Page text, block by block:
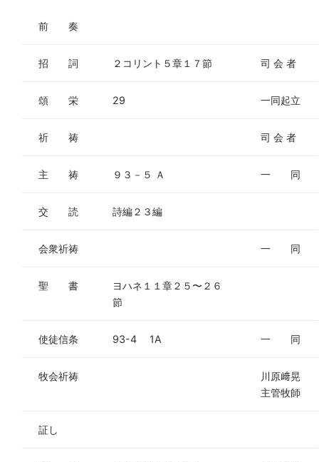
前 奏
招 詞 ２コリント５章１７節 司 会 者
頌 栄 29 一同起立
祈 祷 司 会 者
主 祷 ９３－５ Ａ 一 同
交 読 詩編２３編
会衆祈祷 一 同
聖 書
ヨハネ１１章２５〜２６
節
使徒信条 93-4 1A 一 同
牧会祈祷
川原﨑晃
主管牧師
証し